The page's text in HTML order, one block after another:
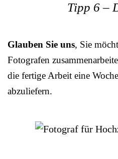
Tipp 6 –
Glauben Sie uns, Sie
Fotografen
die fertige Arbeit eine
abzuliefern.